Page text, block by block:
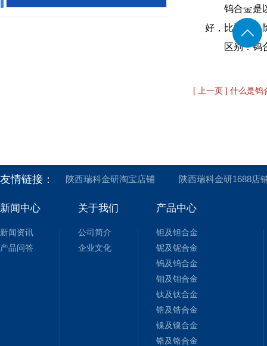
钨合金是
好，比重大，
区别：钨
[ 上一页 ] 什么是钨
友情链接： 陕西瑞科金研淘宝店铺 陕西瑞科金研1688店
新闻中心
新闻资讯
产品问答
关于我们
公司简介
企业文化
产品中心
钽及钽合金
铌及铌合金
钨及钨合金
钼及钼合金
钛及钛合金
锆及锆合金
镍及镍合金
铬及铬合金